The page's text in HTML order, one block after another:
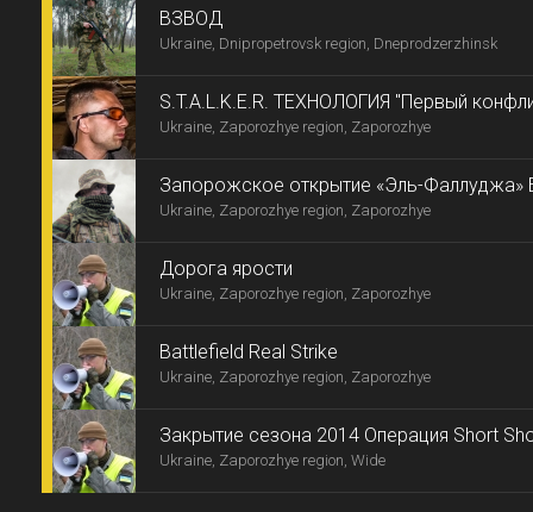
ВЗВОД
Ukraine, Dnipropetrovsk region, Dneprodzerzhinsk
S.T.A.L.K.E.R. ТЕХНОЛОГИЯ "Первый
Ukraine, Zaporozhye region, Zaporozhye
Запорожское открытие «Эль-Фаллуджа»
решимость
Ukraine, Zaporozhye region, Zaporozhye
Дорога ярости
Ukraine, Zaporozhye region, Zaporozhye
Battlefield Real Strike
Ukraine, Zaporozhye region, Zaporozhye
Закрытие сезона 2014 Операция Short
Ukraine, Zaporozhye region, Wide